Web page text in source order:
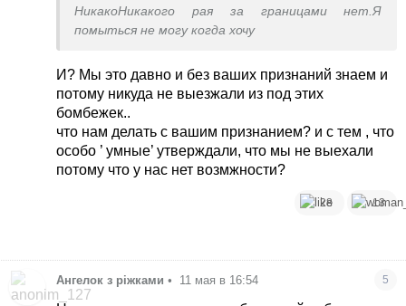
НикакоНикакого рая за границами нет.Я
помыться не могу когда хочу
И? Мы это давно и без ваших признаний знаем и
потому никуда не выезжали из под этих
бомбежек..
что нам делать с вашим признанием? и с тем , что
особо ’ умные’ утверждали, что мы не выехали
потому что у нас нет возмжности?
28 13
Ангелок з ріжками • 11 мая в 16:54 5